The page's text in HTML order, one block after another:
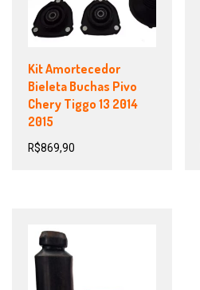
Kit Amortecedor
Bieleta Buchas Pivo
Chery Tiggo 13 2014
2015
R$869,90